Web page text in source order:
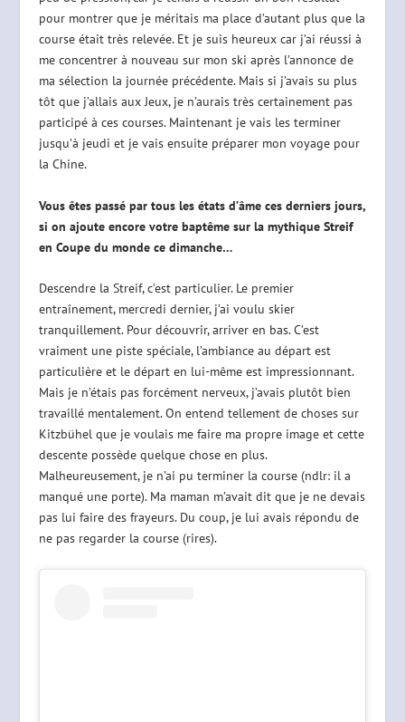
pour montrer que je méritais ma place d’autant plus que la
course était très relevée. Et je suis heureux car j’ai réussi à
me concentrer à nouveau sur mon ski après l’annonce de
ma sélection la journée précédente. Mais si j’avais su plus
tôt que j’allais aux Jeux, je n’aurais très certainement pas
participé à ces courses. Maintenant je vais les terminer
jusqu’à jeudi et je vais ensuite préparer mon voyage pour
la Chine.
Vous êtes passé par tous les états d’âme ces derniers jours,
si on ajoute encore votre baptême sur la mythique Streif
en Coupe du monde ce dimanche…
Descendre la Streif, c’est particulier. Le premier
entraînement, mercredi dernier, j’ai voulu skier
tranquillement. Pour découvrir, arriver en bas. C’est
vraiment une piste spéciale, l’ambiance au départ est
particulière et le départ en lui-même est impressionnant.
Mais je n’étais pas forcément nerveux, j’avais plutôt bien
travaillé mentalement. On entend tellement de choses sur
Kitzbühel que je voulais me faire ma propre image et cette
descente possède quelque chose en plus.
Malheureusement, je n’ai pu terminer la course (ndlr: il a
manqué une porte). Ma maman m’avait dit que je ne devais
pas lui faire des frayeurs. Du coup, je lui avais répondu de
ne pas regarder la course (rires).